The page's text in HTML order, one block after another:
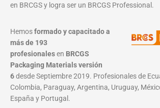
en BRCGS y logra ser un BRCGS Professional.
Hemosformado y capacitado a
más de 193
profesionalesen BRCGS
Packaging Materialsversión
6desde Septiembre 2019. Profesionales de
Colombia, Paraguay, Argentina, Uruguay,
España y Portugal.